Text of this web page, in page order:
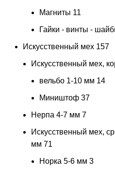
Магниты 11
Гайки - винты -
Искусственный мех 157
Искусственный мех,
вельбо 1-10 мм 14
Миништоф 37
Нерпа 4-7 мм 7
Искусственный мех,
мм 71
Норка 5-6 мм 3